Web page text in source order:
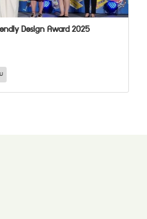
Design Award 2025